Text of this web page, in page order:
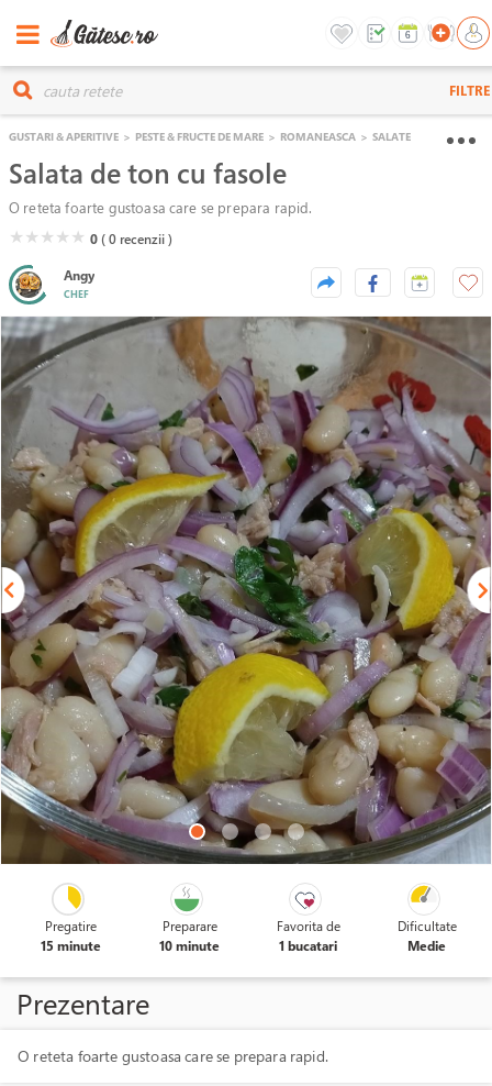
FILTRE
GUSTARI & APERITIVE > PESTE & FRUCTE DE MARE > ROMANEASCA > SALATE
Salata de ton cu fasole
O reteta foarte gustoasa care se prepara rapid.
( )
★( )
★( )
★( )
★( )
★ 0( 0 recenzii )
Angy
CHEF
Pregatire
15 minute
Preparare
10 minute
Favorita de
1 bucatari
Dificultate
Medie
Prezentare
O reteta foarte gustoasa care se prepara rapid.